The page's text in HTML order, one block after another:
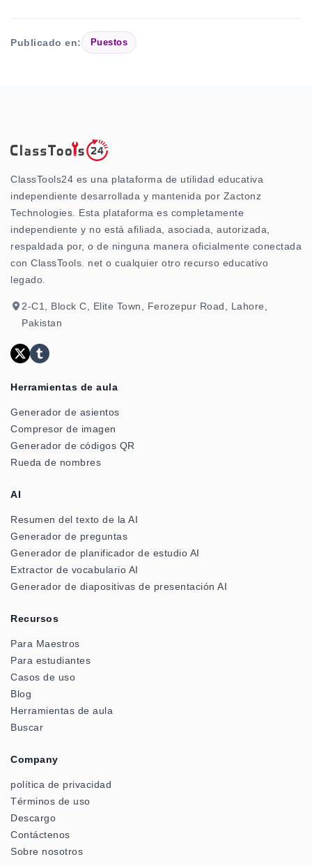
Publicado en: Puestos
ClassTools24 es una plataforma de utilidad educativa
independiente desarrollada y mantenida por Zactonz
Technologies. Esta plataforma es completamente
independiente y no está afiliada, asociada, autorizada,
respaldada por, o de ninguna manera oficialmente conectada
con ClassTools. net o cualquier otro recurso educativo
legado.
2-C1, Block C, Elite Town, Ferozepur Road, Lahore,
Pakistan
Herramientas de aula
Generador de asientos
Compresor de imagen
Generador de códigos QR
Rueda de nombres
AI
Resumen del texto de la AI
Generador de preguntas
Generador de planificador de estudio AI
Extractor de vocabulario AI
Generador de diapositivas de presentación AI
Recursos
Para Maestros
Para estudiantes
Casos de uso
Blog
Herramientas de aula
Buscar
Company
política de privacidad
Términos de uso
Descargo
Contáctenos
Sobre nosotros